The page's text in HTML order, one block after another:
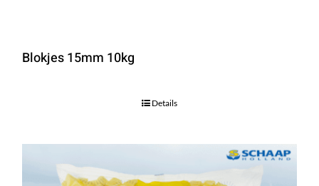
Blokjes 15mm 10kg
Details